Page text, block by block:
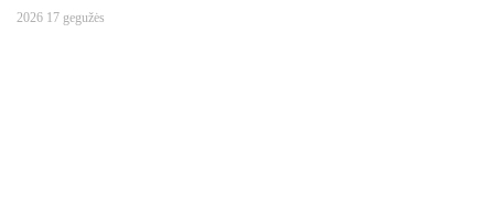
2026 17 gegužės